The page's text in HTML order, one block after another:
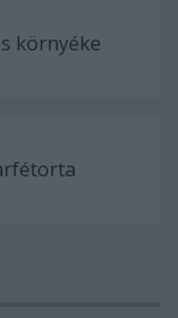
környéke